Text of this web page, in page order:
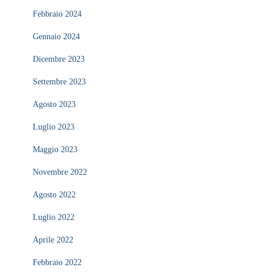
Febbraio 2024
Gennaio 2024
Dicembre 2023
Settembre 2023
Agosto 2023
Luglio 2023
Maggio 2023
Novembre 2022
Agosto 2022
Luglio 2022
Aprile 2022
Febbraio 2022